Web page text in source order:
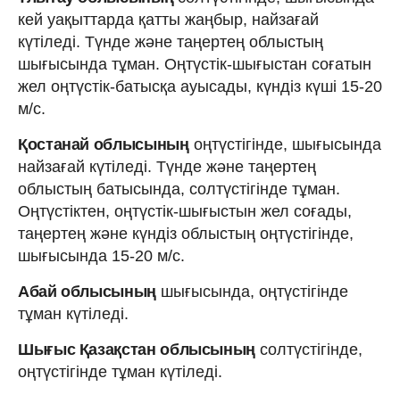
кей уақыттарда қатты жаңбыр, найзағай
күтіледі. Түнде және таңертең облыстың
шығысында тұман. Оңтүстік-шығыстан соғатын
жел оңтүстік-батысқа ауысады, күндіз күші 15-20
м/с.
Қостанай облысыныңоңтүстігінде, шығысында
найзағай күтіледі. Түнде және таңертең
облыстың батысында, солтүстігінде тұман.
Оңтүстіктен, оңтүстік-шығыстын жел соғады,
таңертең және күндіз облыстың оңтүстігінде,
шығысында 15-20 м/с.
Абай облысыныңшығысында, оңтүстігінде
тұман күтіледі.
Шығыс Қазақстан облысының солтүстігінде,
оңтүстігінде тұман күтіледі.